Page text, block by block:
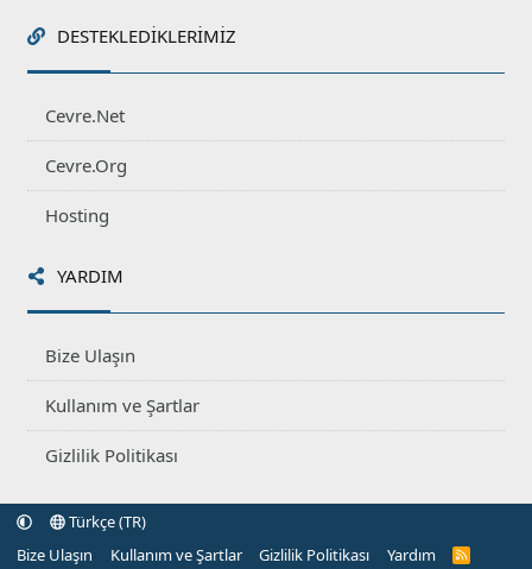
DESTEKLEDIKLERIMIZ
Cevre.Net
Cevre.Org
Hosting
YARDIM
Bize Ulaşın
Kullanım ve Şartlar
Gizlilik Politikası
Türkçe (TR)
Bize Ulaşın
Kullanım ve Şartlar Gizlilik Politikası Yardım
R